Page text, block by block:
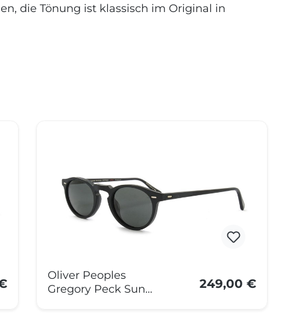
die Tönung ist klassisch im Original in
Oliver Peoples
Gregory Peck Sun
249,00 €